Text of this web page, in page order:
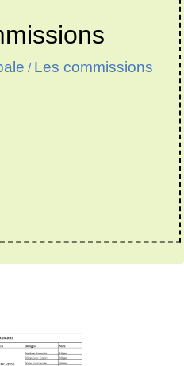
/ Les commissions